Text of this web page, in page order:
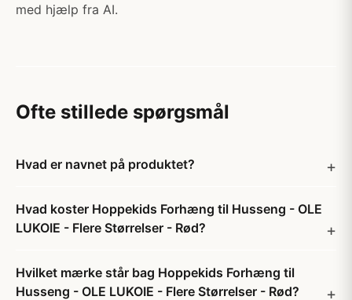
med hjælp fra AI.
Ofte stillede spørgsmål
Hvad er navnet på produktet?
Hvad koster Hoppekids Forhæng til Husseng - OLE
LUKOIE - Flere Størrelser - Rød?
Hvilket mærke står bag Hoppekids Forhæng til
Husseng - OLE LUKOIE - Flere Størrelser - Rød?